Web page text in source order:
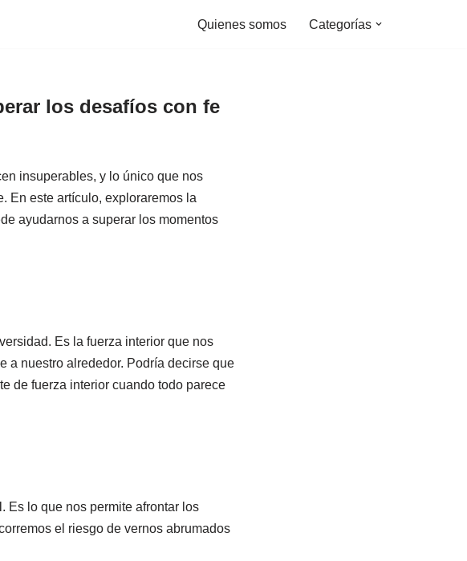
Quienes somos Categorías
los desafíos con fe
insuperables, y lo único que nos
En este artículo, exploraremos la
ayudarnos a superar los momentos
Es la fuerza interior que nos
a nuestro alrededor. Podría decirse que
de fuerza interior cuando todo parece
Es lo que nos permite afrontar los
el riesgo de vernos abrumados